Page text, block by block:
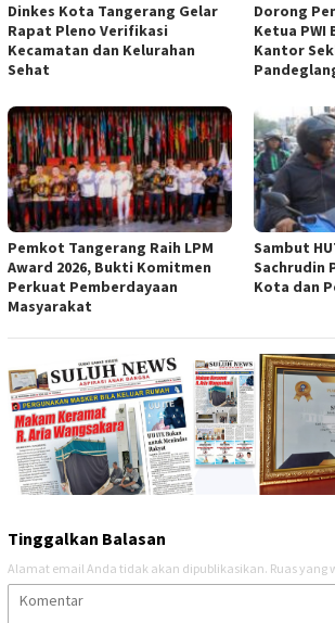
Dinkes Kota Tangerang Gelar
Rapat Pleno Verifikasi
Kecamatan dan Kelurahan
Sehat
Dorong
Ketua PWI
Kantor
Pemkot Tangerang Raih LPM
Award 2026, Bukti Komitmen
Perkuat Pemberdayaan
Masyarakat
Sambut
Sachrudin
Kota dan
Tinggalkan Balasan
Alamat email Anda tidak akan dipublikasikan. Ruas yang